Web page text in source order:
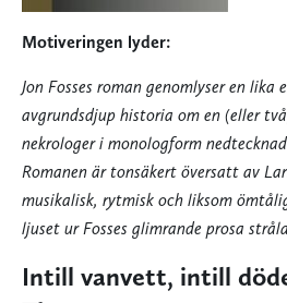
Motiveringen lyder:
Jon Fosses roman genomlyser en
avgrundsdjup historia om en (eller
nekrologer i monologform
Romanen är tonsäkert översatt av
musikalisk, rytmisk och liksom
ljuset ur Fosses glimrande prosa
Intill vanvett, intill